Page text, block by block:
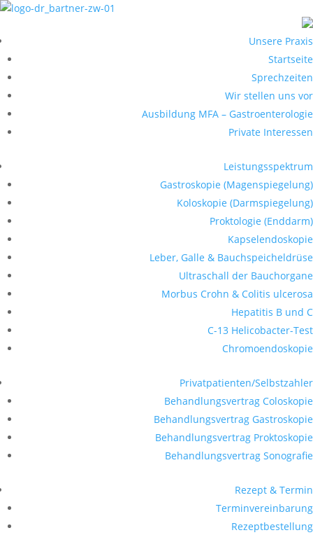
Unsere Praxis
Startseite
Sprechzeiten
Wir stellen uns vor
Ausbildung MFA – Gastroenterologie
Private Interessen
Leistungsspektrum
Gastroskopie (Magenspiegelung)
Koloskopie (Darmspiegelung)
Proktologie (Enddarm)
Kapselendoskopie
Leber, Galle & Bauchspeicheldrüse
Ultraschall der Bauchorgane
Morbus Crohn & Colitis ulcerosa
Hepatitis B und C
C-13 Helicobacter-Test
Chromoendoskopie
Privatpatienten/Selbstzahler
Behandlungsvertrag Coloskopie
Behandlungsvertrag Gastroskopie
Behandlungsvertrag Proktoskopie
Behandlungsvertrag Sonografie
Rezept & Termin
Terminvereinbarung
Rezeptbestellung